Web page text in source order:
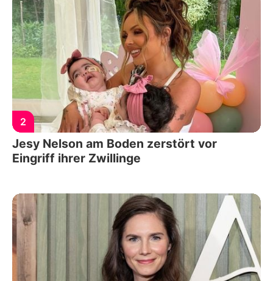
2
Jesy Nelson am Boden zerstört vor
Eingriff ihrer Zwillinge